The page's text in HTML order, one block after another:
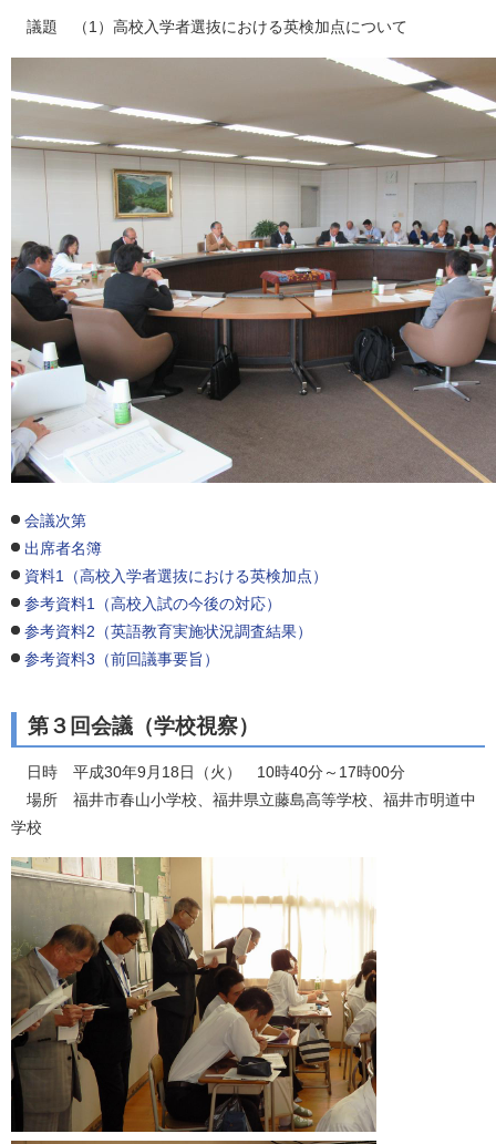
議題 （1）高校入学者選抜における英検加点について
会議次第
出席者名簿
資料1（高校入学者選抜における英検加点）
参考資料1（高校入試の今後の対応）
参考資料2（英語教育実施状況調査結果）
参考資料3（前回議事要旨）
第３回会議（学校視察）
日時 平成30年9月18日（火） 10時40分～17時00分
場所 福井市春山小学校、福井県立藤島高等学校、福井市明道中
学校